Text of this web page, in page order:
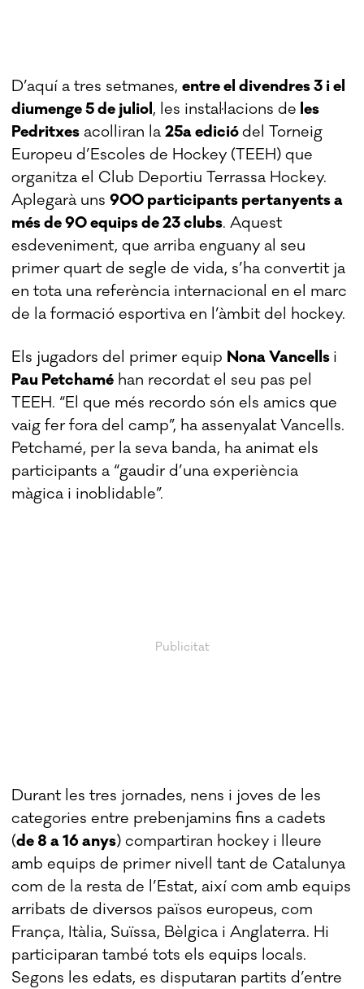
D’aquí a tres setmanes,entre el divendres 3 i el
diumenge 5 de juliol , les instal·lacions de les
Pedritxes acolliran la25a ediciódel Torneig
Europeu d’Escoles de Hockey (TEEH) que
organitza el Club Deportiu Terrassa Hockey.
Aplegarà uns900 participants pertanyents a
més de 90 equips de 23 clubs. Aquest
esdeveniment, que arriba enguany al seu
primer quart de segle de vida, s’ha convertit ja
en tota una referència internacional en el marc
de la formació esportiva en l’àmbit del hockey.
Els jugadors del primer equip Nona Vancells i
Pau Petchamé han recordat el seu pas pel
TEEH. “El que més recordo són els amics que
vaig fer fora del camp”, ha assenyalat Vancells.
Petchamé, per la seva banda, ha animat els
participants a “gaudir d’una experiència
màgica i inoblidable”.
Durant les tres jornades, nens i joves de les
categories entre prebenjamins fins a cadets
(de 8 a 16 anys) compartiran hockey i lleure
amb equips de primer nivell tant de Catalunya
com de la resta de l’Estat, així com amb equips
arribats de diversos països europeus, com
França, Itàlia, Suïssa, Bèlgica i Anglaterra. Hi
participaran també tots els equips locals.
Segons les edats, es disputaran partits d’entre